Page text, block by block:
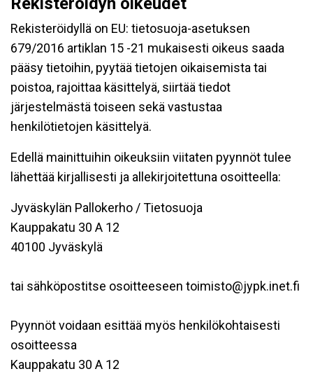
Rekisteröidyllä on EU: tietosuoja-asetuksen
679/2016 artiklan 15 -21 mukaisesti oikeus saada
pääsy tietoihin, pyytää tietojen oikaisemista tai
poistoa, rajoittaa käsittelyä, siirtää tiedot
järjestelmästä toiseen sekä vastustaa
henkilötietojen käsittelyä.
Edellä mainittuihin oikeuksiin viitaten pyynnöt tulee
lähettää kirjallisesti ja allekirjoitettuna osoitteella:
Jyväskylän Pallokerho / Tietosuoja
Kauppakatu 30 A 12
40100 Jyväskylä
tai sähköpostitse osoitteeseen toimisto@jypk.inet.fi
Pyynnöt voidaan esittää myös henkilökohtaisesti
osoitteessa
Kauppakatu 30 A 12